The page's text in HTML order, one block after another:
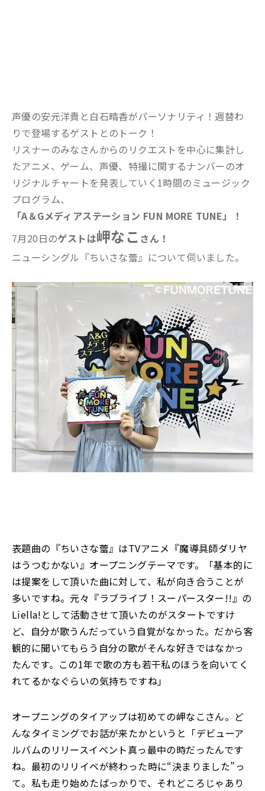
声優の安元洋貴と白石晴香がパーソナリティ！週替わ
りで登場するゲストとのトーク！
リスナーのみなさんからのリクエストを中心に集計し
たアニメ、ゲーム、声優、特撮に関するナンバーのオ
リジナルチャートを発表していく1時間のミュージック
プログラム、
「A＆Gメディアステーション FUN MORE TUNE」！
7月20日のゲストは岬なこ さん！
ニューシングル『ちいさな蕾』について伺いました。
表題曲の『ちいさな蕾』はTVアニメ『魔導具師ダリヤ
はうつむかない』オープニングテーマです。「基本的に
は提案をして頂いた曲に対して、私が向き合うことが
多いですね。元々『ラブライブ！スーパースター!!』の
Liella!として活動させて頂いたのがスタートですけ
ど、自分が歌うんだっていう自覚がなかった。だから客
観的に聞いてもらう自分の歌がそんな好きではなかっ
たんです。この1年で歌の方も若干私のほうを向いてく
れてるかなぐらいの気持ちですね」
オープニングのタイアップは初めての岬なこさん。ど
んなタイミングでお話が来たかというと「デビューア
ルバムのリリースイベント真っ最中の時だったんです
ね。最初のリリイベが終わった時に“決まりました”っ
て。私も走り始めたばっかりで、それどころじゃあり